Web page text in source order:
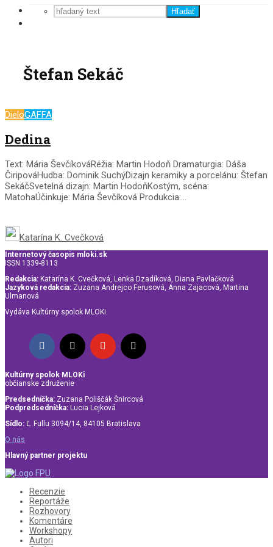
Hľadať
Štefan Sekáč
DieloGAFFA
Dedina
Text: Mária ŠevčíkováRéžia: Martin Hodoň Dramaturgia: Dáša
ČiripováHudba: Dominik SuchýDizajn keramiky a porcelánu: Štefan
SekáčSvetelná dizajn: Martin HodoňKostým, scéna:
MatohaÚčinkuje: Mária Ševčíková Produkcia:...
Katarína K. Cvečková
Internetový časopis mloki.sk
ISSN 1339-8113
Redakcia: Katarína K. Cvečková, Lenka Dzadíková, Diana Pavlačková
Jazyková redakcia: Zuzana Andrejco Ferusová, Anna Zajacová, Martina
Ulmanová
Vydáva Kultúrny spolok MLOKi.
Kultúrny spolok MLOKi
občianske združenie
Predsedníčka: Zuzana Poliščák Šnircová
Podpredsedníčka: Lucia Lejková
Sídlo: Ľ. Fullu 3094/14, 84105 Bratislava
O nás
Hlavný partner projektu
Recenzie
Reportáže
Rozhovory
Komentáre
Workshopy
Autori